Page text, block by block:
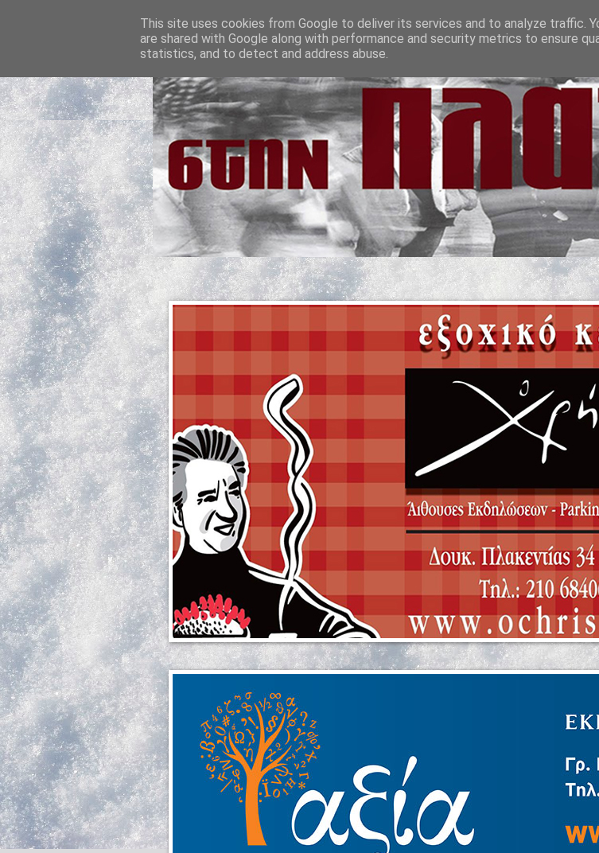
This site uses cookies from Google to deliver its services and to analyze traffic.
are shared with Google along with performance and security metrics to ensure
statistics, and to detect and address abuse.